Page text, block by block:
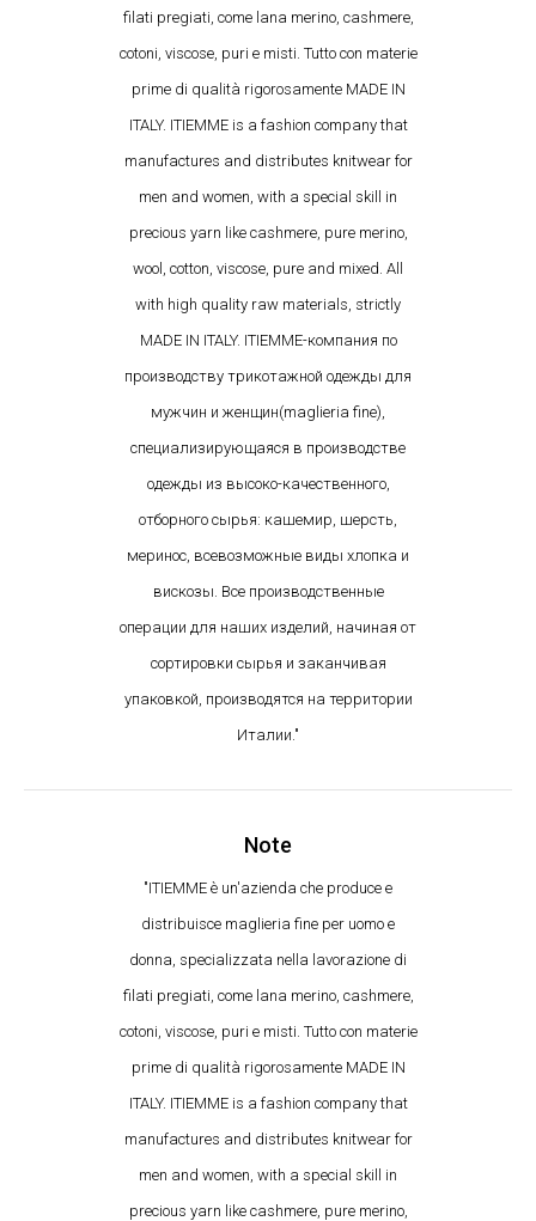
filati pregiati, come lana merino, cashmere,
cotoni, viscose, puri e misti. Tutto con materie
prime di qualità rigorosamente MADE IN
ITALY. ITIEMME is a fashion company that
manufactures and distributes knitwear for
men and women, with a special skill in
precious yarn like cashmere, pure merino,
wool, cotton, viscose, pure and mixed. All
with high quality raw materials, strictly
MADE IN ITALY. ITIEMME-компания по
производству трикотажной одежды для
мужчин и женщин(maglieria fine),
специализирующаяся в производстве
одежды из высоко-качественного,
отборного сырья: кашемир, шерсть,
меринос, всевозможные виды хлопка и
вискозы. Все производственные
операции для наших изделий, начиная от
сортировки сырья и заканчивая
упаковкой, производятся на территории
Италии."
Note
"ITIEMME è un'azienda che produce e
distribuisce maglieria fine per uomo e
donna, specializzata nella lavorazione di
filati pregiati, come lana merino, cashmere,
cotoni, viscose, puri e misti. Tutto con materie
prime di qualità rigorosamente MADE IN
ITALY. ITIEMME is a fashion company that
manufactures and distributes knitwear for
men and women, with a special skill in
precious yarn like cashmere, pure merino,